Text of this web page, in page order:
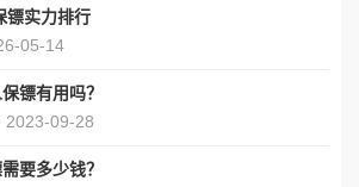
镖实力排行
05-14
镖有用吗？
2023-09-28
要多少钱？